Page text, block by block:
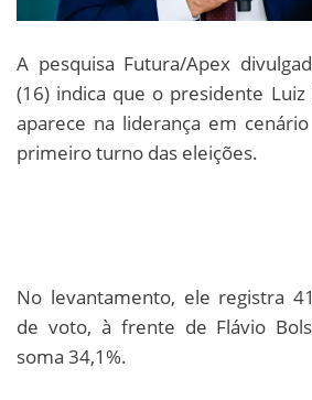
A pesquisa Futura/Apex
(16) indica que o presidente Luiz
aparece na liderança em
primeiro turno das eleições.
No levantamento, ele registra
de voto, à frente de Flávio
soma 34,1%.